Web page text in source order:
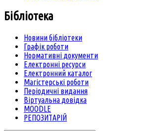
Бібліотека
Новини бібліотеки
Графік роботи
Нормативні документи
Електронні ресурси
Електронний каталог
Магістерські роботи
Періодичні видання
Віртуальна довідка
MOODLE
РЕПОЗИТАРІЙ